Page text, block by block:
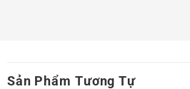
Sản Phẩm Tương Tự